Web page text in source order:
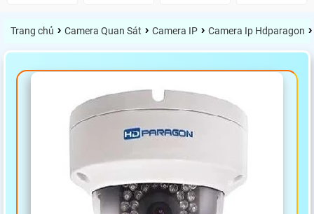
Trang chủ › Camera Quan Sát › Camera IP › Camera Ip Hdparagon ›